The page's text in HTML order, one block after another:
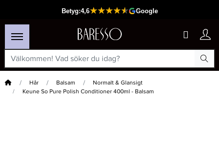
Hem Hår Balsam
Normalt & Glansigt
Keune So Pure Polish Conditioner 400ml - Balsam